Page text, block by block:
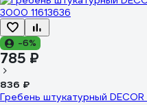
-6%
785 ₽
836 ₽
Гребень штукатурный